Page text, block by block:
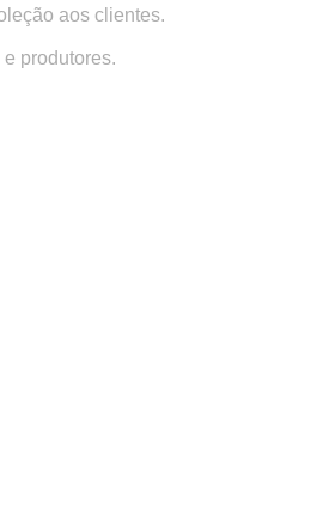
aos clientes.
produtores.